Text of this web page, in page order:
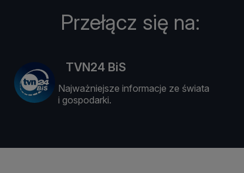
Przełącz się na:
TVN24 BiS
Najważniejsze informacje ze świata
i gospodarki.